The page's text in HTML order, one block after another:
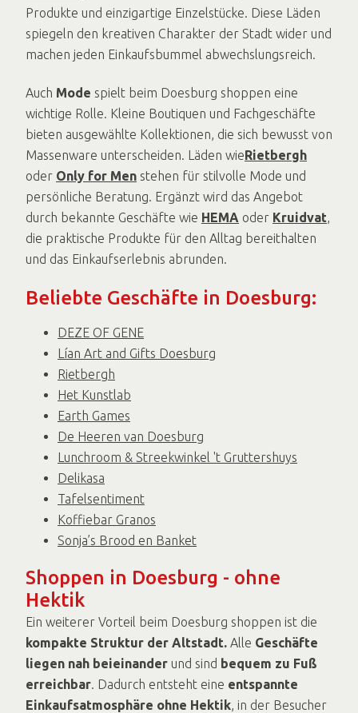
Produkte und einzigartige Einzelstücke. Diese Läden
spiegeln den kreativen Charakter der Stadt wider und
machen jeden Einkaufsbummel abwechslungsreich.
Auch Mode spielt beim Doesburg shoppen eine
wichtige Rolle. Kleine Boutiquen und Fachgeschäfte
bieten ausgewählte Kollektionen, die sich bewusst von
Massenware unterscheiden. Läden wieRietbergh
oder Only for Men stehen für stilvolle Mode und
persönliche Beratung. Ergänzt wird das Angebot
durch bekannte Geschäfte wie HEMA oder Kruidvat,
die praktische Produkte für den Alltag bereithalten
und das Einkaufserlebnis abrunden.
Beliebte Geschäfte in Doesburg:
DEZE OF GENE
Lían Art and Gifts Doesburg
Rietbergh
Het Kunstlab
Earth Games
De Heeren van Doesburg
Lunchroom & Streekwinkel 't Gruttershuys
Delikasa
Tafelsentiment
Koffiebar Granos
Sonja’s Brood en Banket
Shoppen in Doesburg - ohne
Hektik
Ein weiterer Vorteil beim Doesburg shoppen ist die
kompakte Struktur der Altstadt. Alle Geschäfte
liegen nah beieinander und sind bequem zu Fuß
erreichbar. Dadurch entsteht eine entspannte
Einkaufsatmosphäre ohne Hektik, in der Besucher